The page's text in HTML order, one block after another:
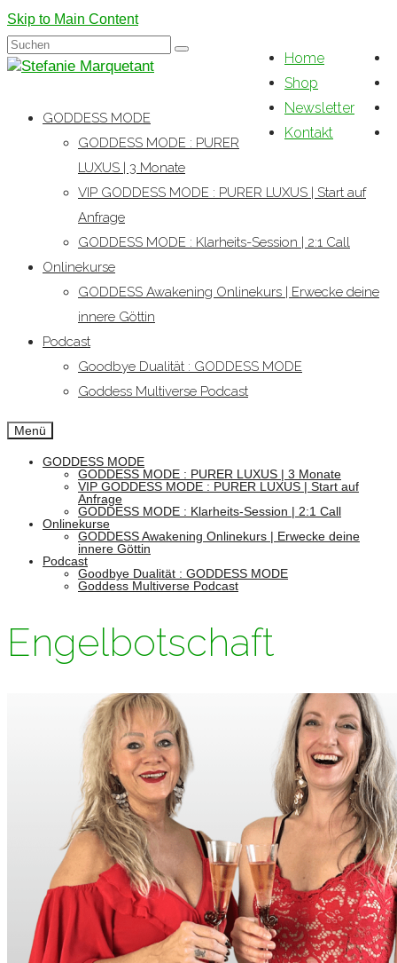
Skip to Main Content
Home
Shop
Newsletter
Kontakt
Suchen
nach:
GODDESS MODE
GODDESS MODE : PURER
LUXUS | 3 Monate
VIP GODDESS MODE : PURER LUXUS | Start auf
Anfrage
GODDESS MODE : Klarheits-Session | 2:1 Call
Onlinekurse
GODDESS Awakening Onlinekurs | Erwecke deine
innere Göttin
Podcast
Goodbye Dualität : GODDESS MODE
Goddess Multiverse Podcast
Menü
GODDESS MODE
GODDESS MODE : PURER LUXUS | 3 Monate
VIP GODDESS MODE : PURER LUXUS | Start auf
Anfrage
GODDESS MODE : Klarheits-Session | 2:1 Call
Onlinekurse
GODDESS Awakening Onlinekurs | Erwecke deine
innere Göttin
Podcast
Goodbye Dualität : GODDESS MODE
Goddess Multiverse Podcast
Engelbotschaft